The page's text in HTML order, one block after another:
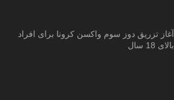
آغاز تزریق دوز سوم واکسن کرونا برای افراد
بالای 18 سال